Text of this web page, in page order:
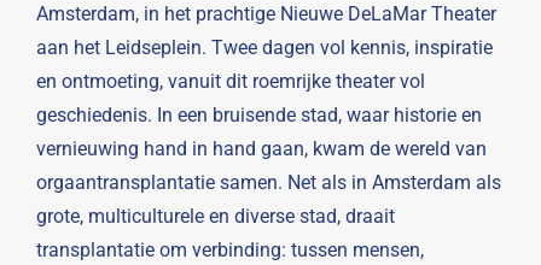
Amsterdam, in het prachtige Nieuwe DeLaMar Theater
aan het Leidseplein. Twee dagen vol kennis, inspiratie
en ontmoeting, vanuit dit roemrijke theater vol
geschiedenis. In een bruisende stad, waar historie en
vernieuwing hand in hand gaan, kwam de wereld van
orgaantransplantatie samen. Net als in Amsterdam als
grote, multiculturele en diverse stad, draait
transplantatie om verbinding: tussen mensen,